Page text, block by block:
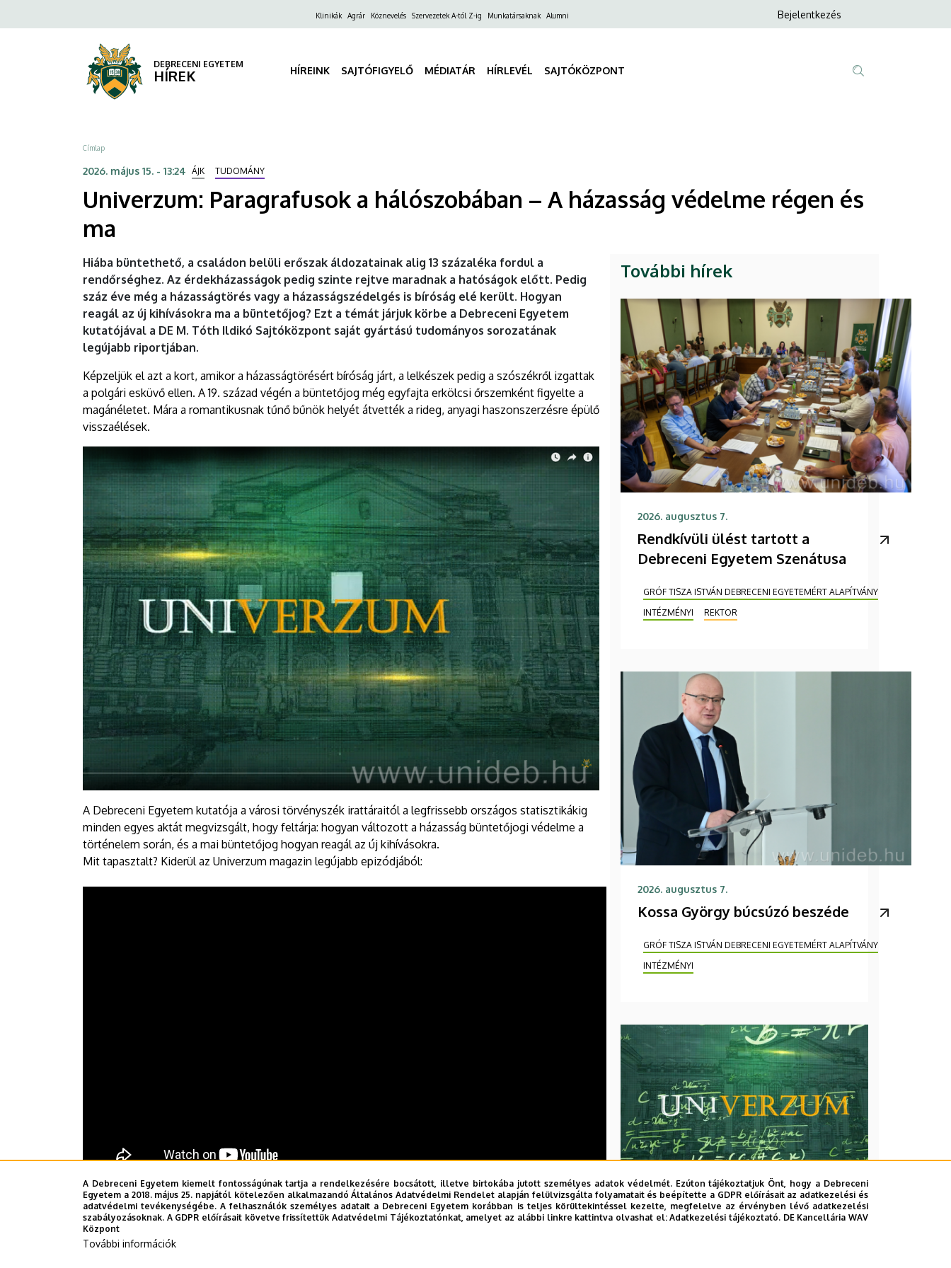
Paragrafusok
hálószobában
házasság
védelme
DEBRECENI
EGYETEM
a
FelsőKlinikák Agrár Köznevelés Szervezetek A-tól Z-ig Munkatársaknak Alumni
Anonim
Bejelentkezés
DEBRECENI EGYETEM
HÍREK HÍREINK SAJTÓFIGYELŐ MÉDIATÁR HÍRLEVÉL SAJTÓKÖZPONT
Morzsa
Címlap
2026. május 15. - 13:24 ÁJK TUDOMÁNY
Univerzum: Paragrafusok a hálószobában – A házasság védelme régen és
ma
Hiába büntethető, a családon belüli erőszak áldozatainak alig 13 százaléka fordul a
rendőrséghez. Az érdekházasságok pedig szinte rejtve maradnak a hatóságok előtt. Pedig
száz éve még a házasságtörés vagy a házasságszédelgés is bíróság elé került. Hogyan
reagál az új kihívásokra ma a büntetőjog? Ezt a témát járjuk körbe a Debreceni Egyetem
kutatójával a DE M. Tóth Ildikó Sajtóközpont saját gyártású tudományos sorozatának
legújabb riportjában.
Képzeljük el azt a kort, amikor a házasságtörésért bíróság járt, a lelkészek pedig a szószékről izgattak
a polgári esküvő ellen. A 19. század végén a büntetőjog még egyfajta erkölcsi őrszemként figyelte a
magánéletet. Mára a romantikusnak tűnő bűnök helyét átvették a rideg, anyagi haszonszerzésre épülő
visszaélések.
A Debreceni Egyetem kutatója a városi törvényszék irattáraitól a legfrissebb országos statisztikákig
minden egyes aktát megvizsgált, hogy feltárja: hogyan változott a házasság büntetőjogi védelme a
történelem során, és a mai büntetőjog hogyan reagál az új kihívásokra.
Mit tapasztalt? Kiderül az Univerzum magazin legújabb epizódjából:
Az Univerzum további adásaiide kattintvaérhetők el.
Sajtóközpont-TB
További hírek
2026. augusztus 7.
Rendkívüli ülést tartott a
Debreceni Egyetem Szenátusa
GRÓF TISZA ISTVÁN DEBRECENI EGYETEMÉRT ALAPÍTVÁNY
INTÉZMÉNYI
REKTOR
2026. augusztus 7.
Kossa György búcsúzó beszéde
GRÓF TISZA ISTVÁN DEBRECENI EGYETEMÉRT ALAPÍTVÁNY
INTÉZMÉNYI
2026. augusztus 7.
A Debreceni Egyetem kiemelt fontosságúnak tartja a rendelkezésére bocsátott, illetve birtokába jutott személyes adatok védelmét. Ezúton tájékoztatjuk Önt, hogy a Debreceni
Egyetem a 2018. május 25. napjától kötelezően alkalmazandó Általános Adatvédelmi Rendelet alapján felülvizsgálta folyamatait és beépítette a GDPR előírásait az adatkezelési és
adatvédelmi tevékenységébe. A felhasználók személyes adatait a Debreceni Egyetem korábban is teljes körültekintéssel kezelte, megfelelve az érvényben lévő adatkezelési
szabályozásoknak. A GDPR előírásait követve frissítettük Adatvédelmi Tájékoztatónkat, amelyet az alábbi linkre kattintva olvashat el:Adatkezelési tájékoztató. DE Kancellária WAV
Központ
További információk